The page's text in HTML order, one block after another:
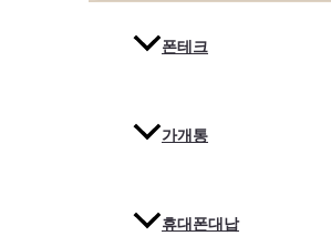
폰테크
가개통
휴대폰대납